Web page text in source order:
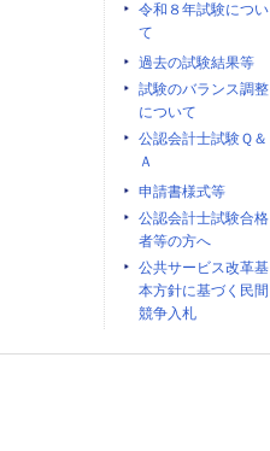
令和８年試験につい
て
過去の試験結果等
試験のバランス調整
について
公認会計士試験Ｑ＆
Ａ
申請書様式等
公認会計士試験合格
者等の方へ
公共サービス改革基
本方針に基づく民間
競争入札